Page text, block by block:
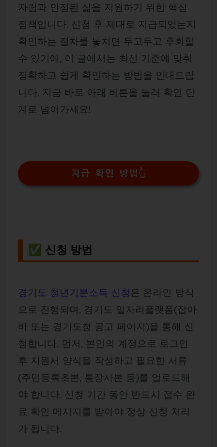
자립과 안정된 삶을 지원하기 위한 핵심
정책입니다. 신청 후 제대로 지급되었는지
확인하는 절차를 놓치면 두고두고 후회할
수 있기에, 이 글에서는 최신 기준에 맞춰
정확하고 쉽게 확인하는 방법을 안내드립
니다. 지금 바로 아래 버튼을 눌러 확인 단
계로 넘어가세요!
지급 확인 방법👆
✅ 신청 방법
경기도 청년기본소득 신청 은 온라인 방식
으로 진행되며, 경기도 일자리플랫폼(잡아
바 또는 경기도청 공고 페이지)을 통해 신
청합니다. 먼저, 본인의 계정으로 로그인
후 지원서 양식을 작성하고 필요한 서류
(주민등록초본, 통장사본 등)를 업로드해
야 합니다. 신청 기간 동안 반드시 접수 완
료 확인 메시지를 받아야 정상 신청 처리
가 됩니다.